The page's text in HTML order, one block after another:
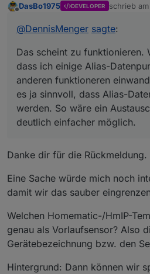
nutze. Und die
dass Alias-
einfacher möglich.
DasBo1975 DEVELOPER schrieb am
zuletzt
@DennisMenger sagte:
Das scheint zu funktionieren.
dass ich einige Alias-
anderen funktioneren
es ja sinnvoll, dass Alias-
werden. So wäre ein
deutlich einfacher möglich.
Danke dir für die Rückmeldung.
Eine Sache würde mich noch
damit wir das sauber
Welchen Homematic-/HmIP-
genau als Vorlaufsensor? Also
Gerätebezeichnung bzw. den
Hintergrund: Dann können wir